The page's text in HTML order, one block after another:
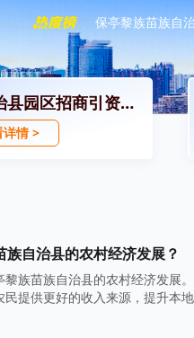
保亭黎族苗族自
保亭黎族苗族自治县园区招商引资政策
详情 >
自治县的农村经济发展？
族苗族自治县的农村经济发展
提供更好的收入来源，提升本